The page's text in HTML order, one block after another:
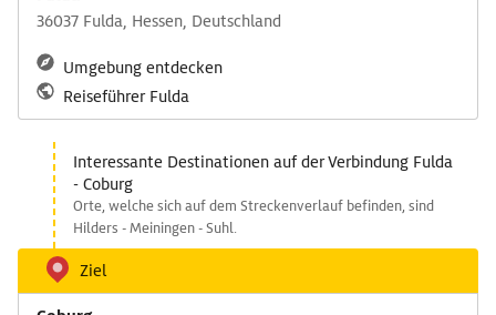
36037 Fulda, Hessen, Deutschland
Umgebung entdecken
Reiseführer Fulda
Interessante Destinationen auf der Verbindung Fulda
- Coburg
Orte, welche sich auf dem Streckenverlauf befinden, sind
Hilders - Meiningen - Suhl.
Ziel